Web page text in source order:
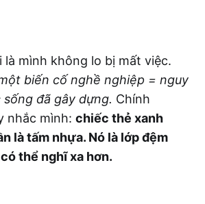
là mình không lo bị mất việc.
biến cố nghề nghiệp = nguy
đã gây dựng. Chính
nhắc mình: chiếc thẻ xanh
là tấm nhựa. Nó là lớp đệm
thể nghĩ xa hơn.